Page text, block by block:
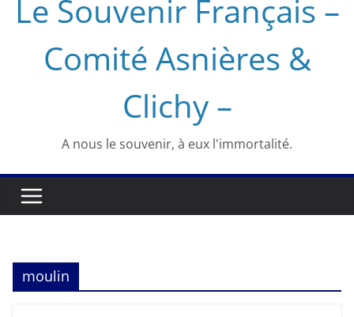
Le Souvenir Français –
Comité Asnières &
Clichy –
A nous le souvenir, à eux l'immortalité.
moulin